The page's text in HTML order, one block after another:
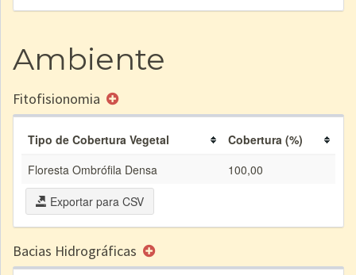
Ambiente
Fitofisionomia
Tipo de Cobertura Vegetal
Cobertura (%)
Floresta Ombrófila Densa
100,00
Exportar para CSV
Bacias Hidrográficas